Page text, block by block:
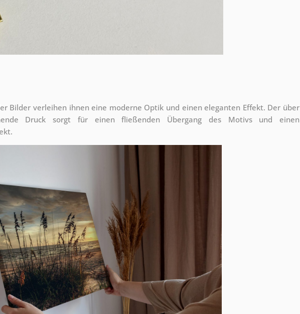
Bilder verleihen ihnen eine moderne Optik und einen eleganten Effekt. Der über
Druck sorgt für einen fließenden Übergang des Motivs und einen